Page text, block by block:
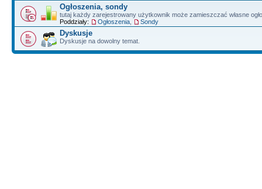
Ogłoszenia, sondy
tutaj każdy zarejestrowany użytkownik może zamieszczać własne
Poddziały:
Ogłoszenia Sondy
Dyskusje
Dyskusje na dowolny temat.